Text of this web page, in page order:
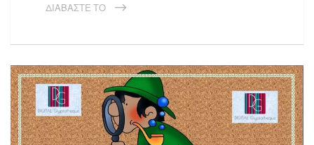
ΔΙΑΒΆΣΤΕ ΤΟ